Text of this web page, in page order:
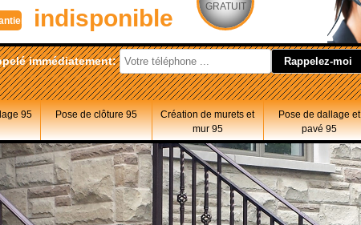
indisponible
GRATUIT
immédiatement:
95 Pose de clôture 95
Création de murets et
mur 95
Pose de dallage et
pavé 95